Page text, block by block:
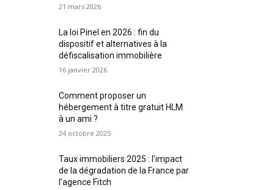
21 mars 2026
La loi Pinel en 2026 : fin du
dispositif et alternatives à la
défiscalisation immobilière
16 janvier 2026
Comment proposer un
hébergement à titre gratuit HLM
à un ami ?
24 octobre 2025
Taux immobiliers 2025 : l’impact
de la dégradation de la France par
l’agence Fitch